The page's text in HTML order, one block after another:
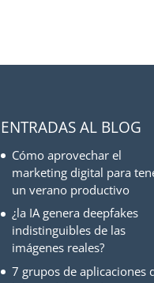
ENTRADAS AL BLOG
Cómo aprovechar el
marketing digital para
un verano productivo
¿la IA genera deepfakes
indistinguibles de las
imágenes reales?
7 grupos de aplicaciones